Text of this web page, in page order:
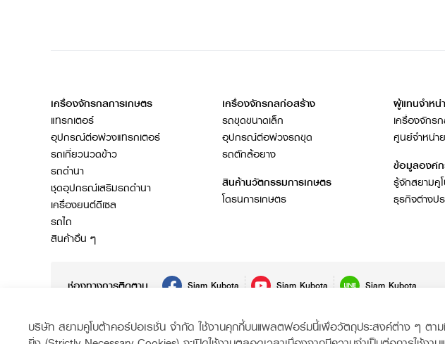
บริษัท สยามคูโบต้าคอร์ปอเรชั่น จำกัด ใช้งานคุกกี้บนแพลตฟอร์มนี้เพื่อวัตถุประสงค์ต่าง ๆ ตามที่
เครื่องจักรกลการเกษตร
แทรกเตอร์
อุปกรณ์ต่อพ่วงแทรกเตอร์
รถเกี่ยวนวดข้าว
รถดำนา
ชุดอุปกรณ์เสริมรถดำนา
เครื่องยนต์ดีเซล
รถไถ
สินค้าอื่น ๆ
เครื่องจักรกลก่อสร้าง
รถขุดขนาดเล็ก
อุปกรณ์ต่อพ่วงรถขุด
รถตักล้อยาง
สินค้านวัตกรรมการเกษตร
โดรนการเกษตร
ผู้แทนจำหน่
เครื่องจักร
ศูนย์จำหน่า
ข้อมูลองค์
รู้จักสยามคู
ธุรกิจต่างปร
ช่องทางการติดตาม Siam Kubota Siam Kubota Siam Kubota
สงวนลิขสิทธิ์ © 2560 บริษัทสยามคูโบต้า คอร์ปอเรชั่น จำกัด